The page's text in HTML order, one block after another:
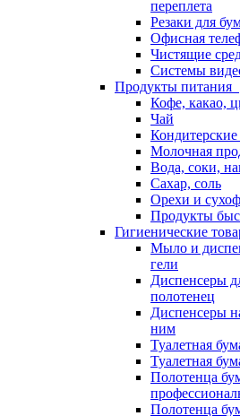
переплета
Резаки для
Офисная
Чистящие
Системы
Продукты питания
Кофе, какао,
Чай
Кондитерские
Молочная
Вода, соки,
Сахар, соль
Орехи и
Продукты
Гигиенические
Мыло и
гели
Диспенсеры
полотенец
Диспенсеры
ним
Туалетная
Туалетная
Полотенца
Полотенца